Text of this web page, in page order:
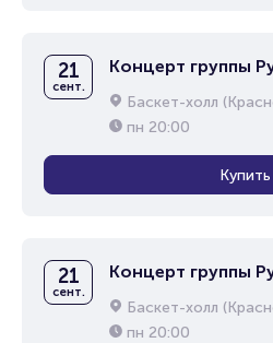
21
сент.
Концерт группы
Баскет-холл
пн 20:00
Купить
21
сент.
Концерт группы
Баскет-холл
пн 20:00